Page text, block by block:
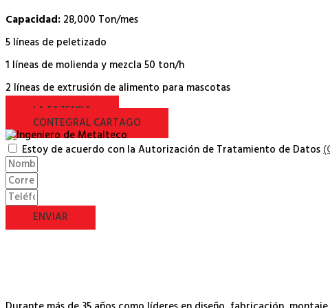
Capacidad: 28,000 Ton/mes
5 líneas de peletizado
1 líneas de molienda y mezcla 50 ton/h
2 líneas de extrusión de alimento para mascotas
LA FAZENDA
CONTEGRAL CARTAGO
Estoy de acuerdo con la Autorización de Tratamiento de Datos
ENVIAR